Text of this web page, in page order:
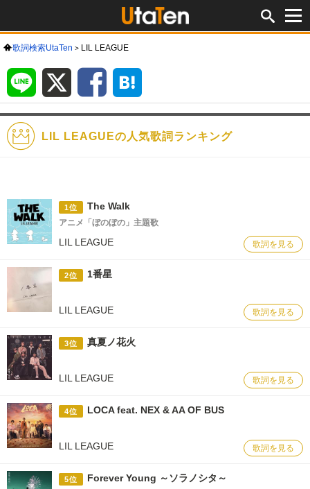
歌詞検索UtaTen LIL LEAGUE
LINE Facebook
ク
ー
LIL LEAGUEの人気歌詞ランキング
1位 The Walk
アニメ「ぼのぼの」主題歌
LIL LEAGUE 歌詞を見る
2位 1番星
LIL LEAGUE 歌詞を見る
3位 真夏ノ花火
LIL LEAGUE 歌詞を見る
4位 LOCA feat. NEX & AA OF BUS
LIL LEAGUE 歌詞を見る
5位 Forever Young ～ソラノシタ～